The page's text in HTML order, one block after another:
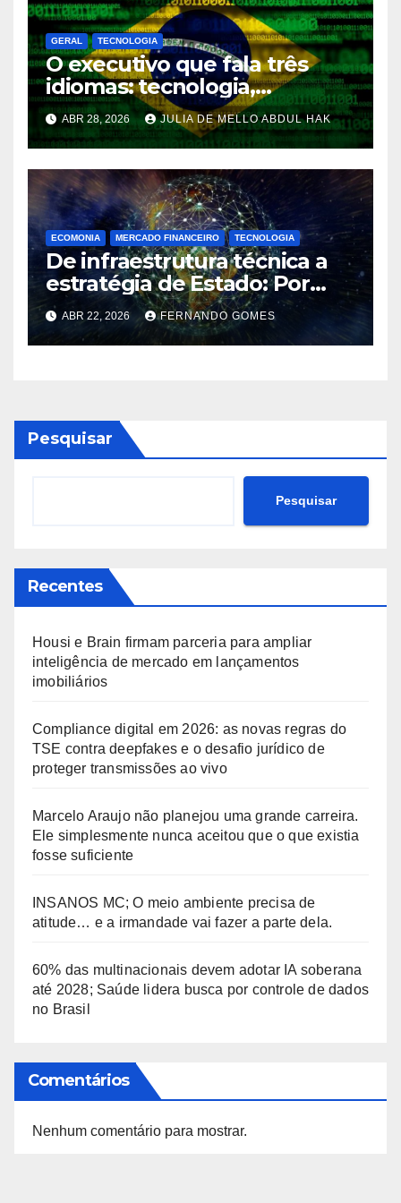
GERAL TECNOLOGIA
O executivo que fala três
idiomas: tecnologia,
regulação e política, e por
que sua empresa precisa de
um
ABR 28, 2026 JULIA DE MELLO ABDUL HAK
ECOMONIA MERCADO FINANCEIRO TECNOLOGIA
De infraestrutura técnica a
estratégia de Estado: Por
que eventos internacionais
se tornaram questão de
soberania digital
ABR 22, 2026 FERNANDO GOMES
Pesquisar
Pesquisar
Recentes
Housi e Brain firmam parceria para ampliar
inteligência de mercado em lançamentos
imobiliários
Compliance digital em 2026: as novas regras do
TSE contra deepfakes e o desafio jurídico de
proteger transmissões ao vivo
Marcelo Araujo não planejou uma grande carreira.
Ele simplesmente nunca aceitou que o que existia
fosse suficiente
INSANOS MC; O meio ambiente precisa de
atitude… e a irmandade vai fazer a parte dela.
60% das multinacionais devem adotar IA soberana
até 2028; Saúde lidera busca por controle de dados
no Brasil
Comentários
Nenhum comentário para mostrar.